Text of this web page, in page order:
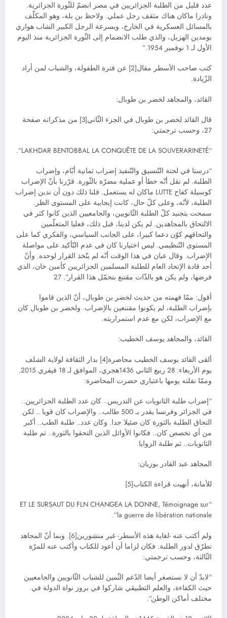
عدد قليل من الطلبة الجزائريين في مصر انضمّ للثّورة الجزائرية.
ونادرا ماكان هناك مثقف رجل عملي. ولاحظ بن بلة، وهو المكلّف
بالمسائل العسكرية في الخارج، وبسرعة الرجل الكبير الشاب هواري
بومدين الهزيل، والذي طلب الانضمام إلى الثّورة الجزائرية منذ اليوم
الأول لـ 1 نوفمبر 1954.”
كتب صاحب الأسطر مقال[2] عن فترة الطفولة، والشباب لمن أراد
الزّيادة.
القائد، والمجاهد لخضر بن طوبال:
قال القائد لخضر بن طوبال في الجزء الثّاني[3] من مذكراته صفحة
27، وحسب ترجمتي:
“LAKHDAR BENTOBBAL LA CONQUÊTE DE LA SOUVERARINETÉ”.
“درسنا في لجنة التّنسيق والتّنفيذ إضراب ثمانية أيّام، وإضراب
الطلبة. لم نقل أنّه خطأ أو عملية مضرّة بالثّورة. قرّرنا بأنّ الإضراب
كوسيلة كفاح LUTTE ماكان له يستعمل. قلنا ذلك دون أن ندين إضراب
الطلبة، لأنّه، وعلى كلّ حال، كانت إيجابية على المستوى الظر.
سمحت بتجنيد كلّ الطلبة الثّانويين، والجامعيين الذين كانوا كثر في
الالتحاق بالمجاهدين. لم يكن لدينا، قبل ذلك، فعليا المتعلّمين
والتحاقهم كوّن دعما كبيرا، على الجانب السياسي، والفكري كما على
المستوى التّنظيمي. ليس اختيارنا كان في عدم التّأكيد على مواصلة
الإضراب. وقال عبان في هذا الوقت أنّه لم يتّخذ القرار لوحده. وأنّ
أحد قادة الإتحاد العام للطلبة المسلمين الجزائريين كأمين خان، الذي
فرضها، ولم يكن هو بالذّات مقتنع بتحمّل هذا القرار”. 27
أقول: ممّا فهمته من حديث لخضر بن طوبال، أنّ الذين قاموا
بإضراب الطلبة، لم يكونوا مقتنعين بالإضراب. ولخضر بن طوبال كان
مع الإضراب، لكن مع عدم استمراريته.
القائد، والمجاهد يوسف الخطيب:
ألقى القائد يوسف الخطيب محاضرة[4] بدار الثقافة لولاية الشلف
يوم الأربعاء: 28 ربيع الثاني 1436هجري، الموافق لـ 18 فيفري 2015.
وممّا نقلته يومها باعتباري حضرت المحاضرة:
“إضراب طلبة الثانويات عن التدريس.. كان عدد الطلبة الجزائريين..
في الجزائر وفرنسا يقدر بـ 500 طالب.. والإضراب كان قويا .. لكن
التحاق الطلبة بالثورة كان ضئيلا جدا. وكان عدد.. طلبة الطب.. أكبر
من أي تخصص كان.. فكانوا الأوائل الذين التحقوا بالثورة.. ثم طلبة
الثانويات.. ثم طلبة الزوايا.
المجاهد عبد القادر بوزيان:
للأمانة، أنهيت قراءة الكتاب[5]
“ET LE SURSAUT DU FLN CHANGEA LA DONNE, Témoignage sur
la guerre de libération nationale”.
ولم أكتب عنه -لغاية هذه الأسطر- غير منشورين[6]. وبما أنّ المجاهد
تطرّق لدور الطلبة. فكان لزاما أن أعود للكتاب وأكتب عنه للمرّة
الثّالثة، وحسب ترجمتي:
“لابدّ أن لا نستصغر أيضا الدّعم الثّمين للشباب الثّانويين والجامعيين
حيث الكفاءة، والعلم التطبيقي شاركوا في بروز نواة الدولة في
مختلف أماكن الوطن”.